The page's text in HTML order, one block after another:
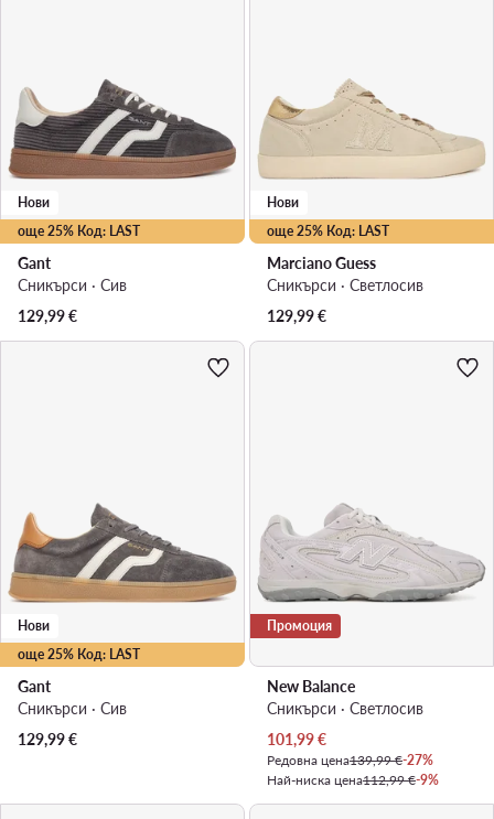
още 25% Код: LAST
Нови
Gant
Сникърси · Сив
129,99€
още 25% Код: LAST
Нови
Marciano Guess
Сникърси · Светлосив
129,99€
още 25% Код: LAST
Нови
Gant
Сникърси · Сив
129,99€
Промоция
New Balance
Сникърси · Светлосив
Актуална цена
101,99€
Редовна цена139,99 €-27%
Най-ниска цена112,99 €-9%